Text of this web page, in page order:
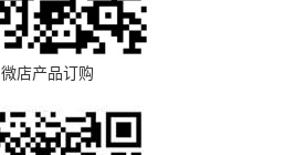
微店产品订购